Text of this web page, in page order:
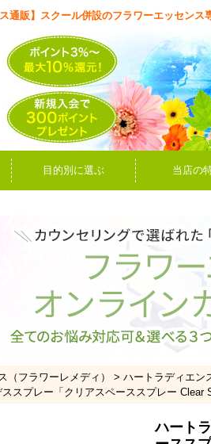
通販】スクール併設のフラワーエッセン
目的別に選ぶ 当店の
（フラワーレメディ）
ハートラディエン
スプレー「クリアスペーススプレー Clear
ハート